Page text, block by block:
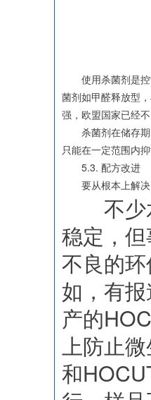
使用杀菌剂是控
菌剂如甲醛释放型
强，欧盟国家已经
杀菌剂在储存期
只能在一定范围内
5.3. 配方改进
要从根本上解决
不少水
稳定，
不良的
如，有
产的
上防止
和